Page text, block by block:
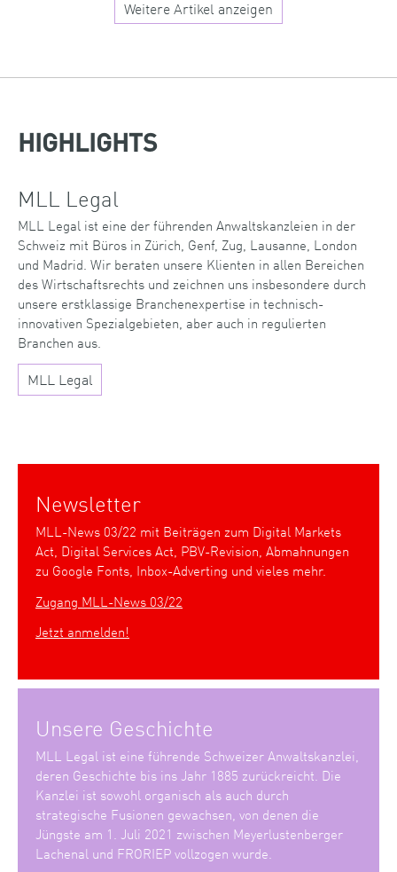
Weitere Artikel anzeigen
HIGHLIGHTS
MLL Legal
MLL Legal ist eine der führenden Anwaltskanzleien in der
Schweiz mit Büros in Zürich, Genf, Zug, Lausanne, London
und Madrid. Wir beraten unsere Klienten in allen Bereichen
des Wirtschaftsrechts und zeichnen uns insbesondere durch
unsere erstklassige Branchenexpertise in technisch-
innovativen Spezialgebieten, aber auch in regulierten
Branchen aus.
MLL Legal
Newsletter
MLL-News 03/22 mit Beiträgen zum Digital Markets
Act, Digital Services Act, PBV-Revision, Abmahnungen
zu Google Fonts, Inbox-Adverting und vieles mehr.
Zugang MLL-News 03/22
Jetzt anmelden!
Unsere Geschichte
MLL Legal ist eine führende Schweizer Anwaltskanzlei,
deren Geschichte bis ins Jahr 1885 zurückreicht. Die
Kanzlei ist sowohl organisch als auch durch
strategische Fusionen gewachsen, von denen die
Jüngste am 1. Juli 2021 zwischen Meyerlustenberger
Lachenal und FRORIEP vollzogen wurde.